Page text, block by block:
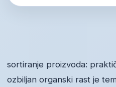
sortiranje proizvoda:
ozbiljan organski rast je